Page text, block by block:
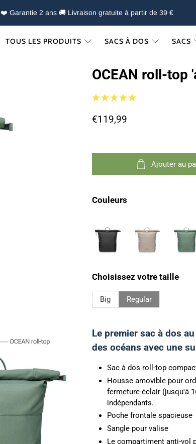
❤️ Garantie 2 ans 🚚 Livraison gratuite à partir de 39 €
TOUS LES PRODUITS SACS À DOS SACS
OCEAN roll-top
€119,99
Ajouter au
Couleurs
Choisissez votre taille
Big Regular
Le premier sac à dos
des océans avec une
Sac à dos roll-top
Housse amovible pour
fermeture éclair (jusqu'à
indépendants.
Poche frontale spacieuse
Sangle pour valise
Le compartiment anti-vol